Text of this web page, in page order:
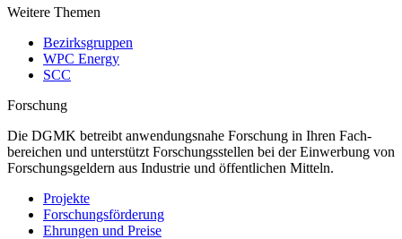
Weitere Themen
Bezirksgruppen
WPC Energy
SCC
Forschung
Die DGMK betreibt anwendungsnahe Forschung in Ihren Fach­
bereichen und unter­stützt Forschungs­stellen bei der Ein­werbung von
Forschungs­geldern aus Industrie und öffentlichen Mitteln.
Projekte
Forschungsförderung
Ehrungen und Preise